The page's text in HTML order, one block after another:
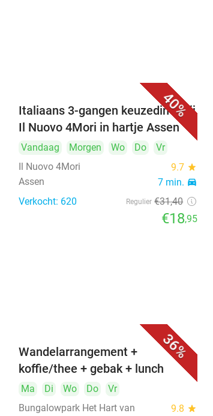
40%
Italiaans 3-gangen keuzediner bij
Il Nuovo 4Mori in hartje Assen
Vandaag Morgen Wo Do
Vr
Il Nuovo 4Mori
9.7 star
Assen 7 min. directions_car
Verkocht: 620 Regulier €31,40
€18,95
36%
Wandelarrangement +
koffie/thee + gebak + lunch
Ma Di Wo Do
Vr
Bungalowpark Het Hart van
9.8 star